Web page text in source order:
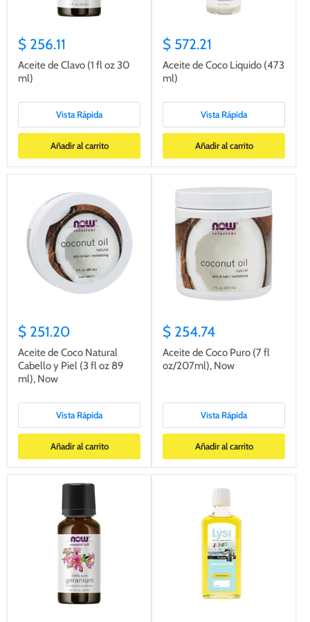
$ 256.11
Aceite de Clavo (1 fl oz 30
ml)
Vista Rápida
Añadir al carrito
$ 572.21
Aceite de Coco Liquido (473
ml)
Vista Rápida
Añadir al carrito
$ 251.20
Aceite de Coco Natural
Cabello y Piel (3 fl oz 89
ml), Now
Vista Rápida
Añadir al carrito
$ 254.74
Aceite de Coco Puro (7 fl
oz/207ml), Now
Vista Rápida
Añadir al carrito